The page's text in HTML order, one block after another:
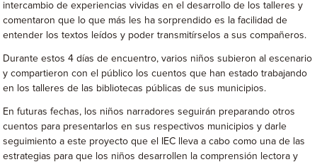
intercambio de experiencias vividas en el desarrollo de los talleres y
comentaron que lo que más les ha sorprendido es la facilidad de
entender los textos leídos y poder transmitírselos a sus compañeros.
Durante estos 4 días de encuentro, varios niños subieron al escenario
y compartieron con el público los cuentos que han estado trabajando
en los talleres de las bibliotecas públicas de sus municipios.
En futuras fechas, los niños narradores seguirán preparando otros
cuentos para presentarlos en sus respectivos municipios y darle
seguimiento a este proyecto que el IEC lleva a cabo como una de las
estrategias para que los niños desarrollen la comprensión lectora y